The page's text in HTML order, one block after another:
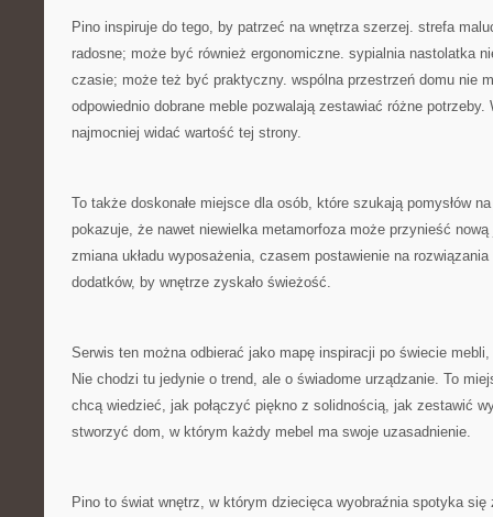
Pino inspiruje do tego, by patrzeć na wnętrza szerzej. strefa
radosne; może być również ergonomiczne. sypialnia nastolatka
czasie; może też być praktyczny. wspólna przestrzeń domu nie
odpowiednio dobrane meble pozwalają zestawiać różne potrzeby.
najmocniej widać wartość tej strony.
To także doskonałe miejsce dla osób, które szukają pomysłów
pokazuje, że nawet niewielka metamorfoza może przynieść
zmiana układu wyposażenia, czasem postawienie na
dodatków, by wnętrze zyskało świeżość.
Serwis ten można odbierać jako mapę inspiracji po świecie
Nie chodzi tu jedynie o trend, ale o świadome urządzanie. To
chcą wiedzieć, jak połączyć piękno z solidnością, jak zestawić
stworzyć dom, w którym każdy mebel ma swoje uzasadnienie.
Pino to świat wnętrz, w którym dziecięca wyobraźnia spotyka